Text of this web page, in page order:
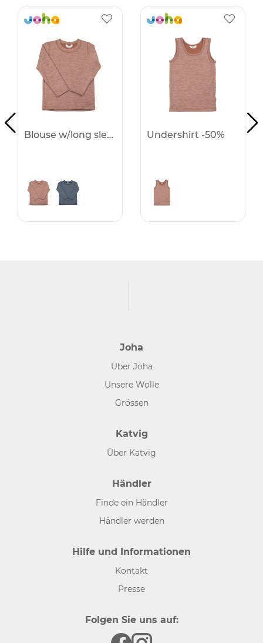
Blouse w/long sleeves -50% Undershirt -50%
Joha
Über Joha
Unsere Wolle
Grössen
Katvig
Über Katvig
Händler
Finde ein Händler
Händler werden
Hilfe und Informationen
Kontakt
Presse
Folgen Sie uns auf: